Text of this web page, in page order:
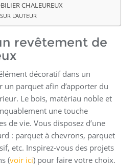
CHALEUREUX
L’AUTEUR
revêtement de
décoratif dans un
un parquet afin d’apporter du
Le bois, matériau noble et
une touche
de vie. Vous disposez d’une
: parquet à chevrons, parquet
etc. Inspirez-vous des projets
(voir ici) pour faire votre choix.